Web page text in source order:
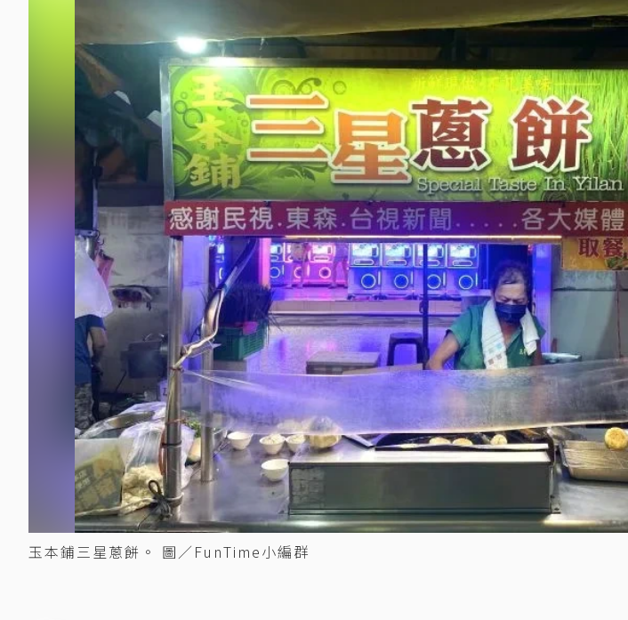
玉本鋪三星蔥餅。 圖／FunTime小編群